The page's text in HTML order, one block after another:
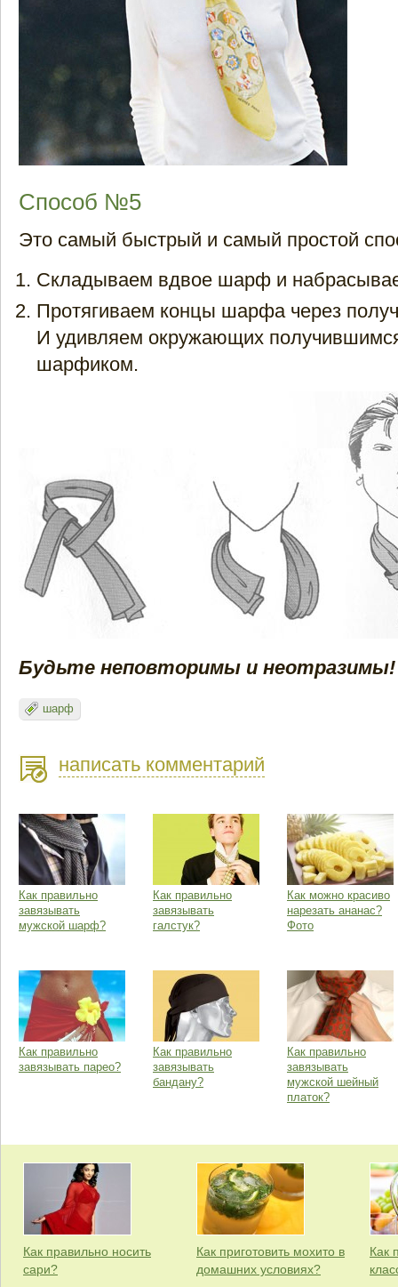
Способ №5
Это самый быстрый и самый простой
Складываем вдвое шарф и
Протягиваем концы шарфа через
И удивляем окружающих
шарфиком.
Будьте неповторимы и неотразимы!
шарф
написать комментарий
Как правильно
завязывать
мужской шарф?
Как правильно
завязывать
галстук?
Как можно красиво
нарезать ананас?
Фото
Как правильно
завязывать парео?
Как правильно
завязывать
бандану?
Как правильно
завязывать
мужской шейный
платок?
Как правильно носить
сари?
Как приготовить мохито в
домашних условиях?
Как